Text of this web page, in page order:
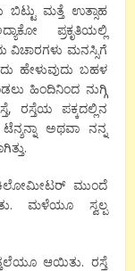
ಬಿಟ್ಟು ಮತ್ತೆ ಉತ್ಸಾಹ
ಪ್ರಕೃತಿಯಲ್ಲಿ
ವಿಚಾರಗಳು ಮನಸ್ಸಿಗೆ
ಹೇಳುವುದು ಬಹಳ
ಹಿಂದಿನಿಂದ ನುಗ್ಗಿ
ರಸ್ತೆಯ ಪಕ್ಕದಲ್ಲಿನ
ಅಥವಾ ನನ್ನ
ಕಿಲೋಮೀಟರ್ ಮುಂದೆ
ಮಳೆಯೂ ಸ್ವಲ್ಪ
ಆಯಿತು. ರಸ್ತೆ